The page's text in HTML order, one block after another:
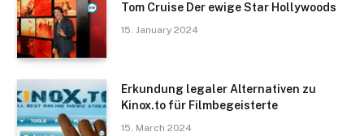
Tom Cruise Der ewige Star Hollywoods
15. January 2024
Erkundung legaler Alternativen zu
Kinox.to für Filmbegeisterte
15. March 2024